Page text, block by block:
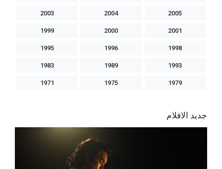
2005
2004
2003
2001
2000
1999
1998
1996
1995
1993
1989
1983
1979
1975
1971
جديد الافلام